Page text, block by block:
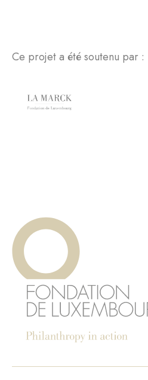
Ce projet a été soutenu par :